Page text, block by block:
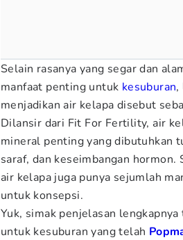
Selain rasanya yang segar dan
manfaat penting untuk kesuburan,
menjadikan air kelapa disebut
Dilansir dari Fit For Fertility, air
mineral penting yang dibutuhkan
saraf, dan keseimbangan
air kelapa juga punya sejumlah
untuk konsepsi.
Yuk, simak penjelasan
untuk kesuburan yang telah